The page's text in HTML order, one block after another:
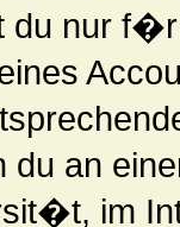
du nur
du an
im